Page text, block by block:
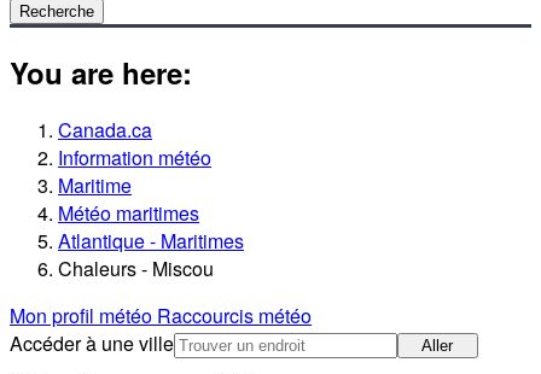
Recherche
You are here:
Canada.ca
Information météo
Maritime
Météo maritimes
Atlantique - Maritimes
Chaleurs - Miscou
Mon profil météo Raccourcis météo
Accéder à une ville
Aller